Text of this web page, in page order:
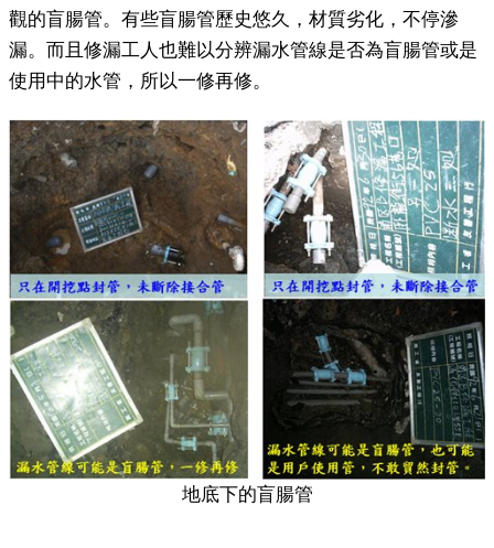
觀的盲腸管。有些盲腸管歷史悠久，材質劣化，不停滲
漏。而且修漏工人也難以分辨漏水管線是否為盲腸管或是
使用中的水管，所以一修再修。
地底下的盲腸管